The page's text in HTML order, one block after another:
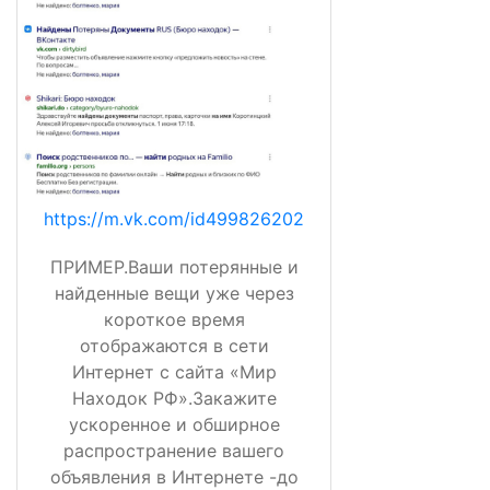
https://m.vk.com/id499826202
ПРИМЕР.Ваши потерянные и
найденные вещи уже через
короткое время
отображаются в сети
Интернет с сайта «Мир
Находок РФ».Закажите
ускоренное и обширное
распространение вашего
объявления в Интернете -до